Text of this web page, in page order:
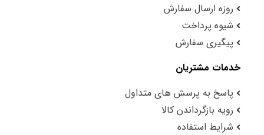
روزه ارسال سفارش
شیوه پرداخت
پیگیری سفارش
خدمات مشتریان
پاسخ به پرسش های متداول
رویه بازگرداندن کالا
شرایط استفاده